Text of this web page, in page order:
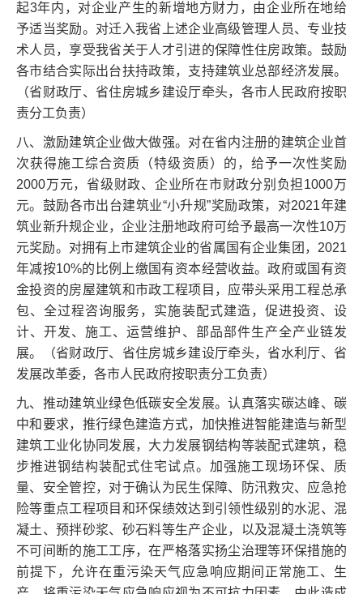
起3年内，对企业产生的新增地方财力，由企业所在地给
予适当奖励。对迁入我省上述企业高级管理人员、专业技
术人员，享受我省关于人才引进的保障性住房政策。鼓励
各市结合实际出台扶持政策，支持建筑业总部经济发展。
（省财政厅、省住房城乡建设厅牵头，各市人民政府按职
责分工负责）
八、激励建筑企业做大做强。对在省内注册的建筑企业首
次获得施工综合资质（特级资质）的，给予一次性奖励
2000万元，省级财政、企业所在市财政分别负担1000万
元。鼓励各市出台建筑业“小升规”奖励政策，对2021年建
筑业新升规企业，企业注册地政府可给予最高一次性10万
元奖励。对拥有上市建筑企业的省属国有企业集团，2021
年减按10%的比例上缴国有资本经营收益。政府或国有资
金投资的房屋建筑和市政工程项目，应带头采用工程总承
包、全过程咨询服务，实施装配式建造，促进投资、设
计、开发、施工、运营维护、部品部件生产全产业链发
展。（省财政厅、省住房城乡建设厅牵头，省水利厅、省
发展改革委，各市人民政府按职责分工负责）
九、推动建筑业绿色低碳安全发展。认真落实碳达峰、碳
中和要求，推行绿色建造方式，加快推进智能建造与新型
建筑工业化协同发展，大力发展钢结构等装配式建筑，稳
步推进钢结构装配式住宅试点。加强施工现场环保、质
量、安全管控，对于确认为民生保障、防汛救灾、应急抢
险等重点工程项目和环保绩效达到引领性级别的水泥、混
凝土、预拌砂浆、砂石料等生产企业，以及混凝土浇筑等
不可间断的施工工序，在严格落实扬尘治理等环保措施的
前提下，允许在重污染天气应急响应期间正常施工、生